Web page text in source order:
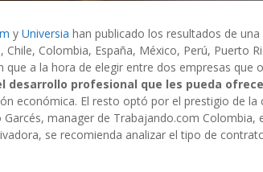
y Universia han publicado los resultados de
Chile, Colombia, España, México, Perú, Puerto
que a la hora de elegir entre dos empresas que
desarrollo profesional que les pueda
económica. El resto optó por el prestigio de la
Garcés, manager de Trabajando.com Colombia,
se recomienda analizar el tipo de